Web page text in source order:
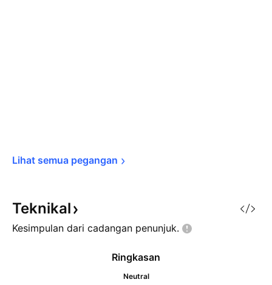
Lihat semua pegangan
Teknikal
Kesimpulan dari cadangan penunjuk.
Ringkasan
Neutral